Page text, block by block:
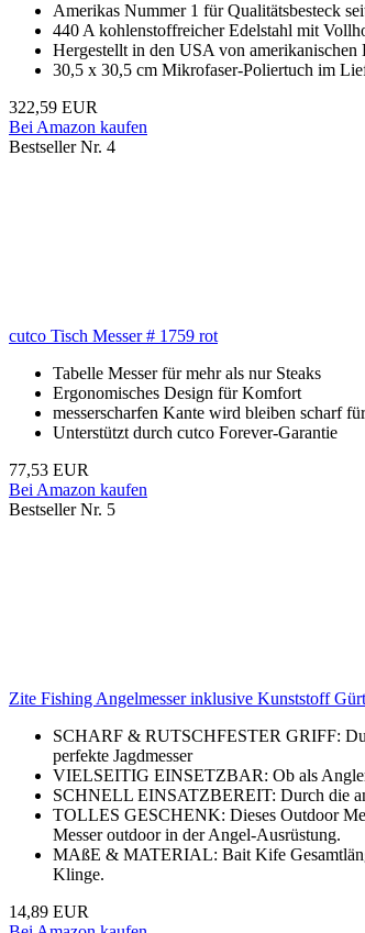
Amerikas Nummer 1 für Qualitätsbesteck
440 A kohlenstoffreicher Edelstahl mit
Hergestellt in den USA von amerikanischen
30,5 x 30,5 cm Mikrofaser-Poliertuch im
322,59 EUR
Bei Amazon kaufen
Bestseller Nr. 4
cutco Tisch Messer # 1759 rot
Tabelle Messer für mehr als nur Steaks
Ergonomisches Design für Komfort
messerscharfen Kante wird bleiben scharf
Unterstützt durch cutco Forever-Garantie
77,53 EUR
Bei Amazon kaufen
Bestseller Nr. 5
Zite Fishing Angelmesser inklusive Kunststoff
SCHARF & RUTSCHFESTER GRIFF:
perfekte Jagdmesser
VIELSEITIG EINSETZBAR: Ob als
SCHNELL EINSATZBEREIT: Durch die
TOLLES GESCHENK: Dieses Outdoor
Messer outdoor in der Angel-Ausrüstung.
MAßE & MATERIAL: Bait Kife
Klinge.
14,89 EUR